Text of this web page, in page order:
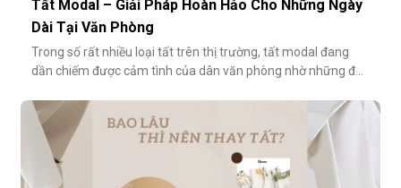
Tất Modal – Giải Pháp Hoàn Hảo Cho Những Ngày
Dài Tại Văn Phòng
Trong số rất nhiều loại tất trên thị trường, tất modal đang
dần chiếm được cảm tình của dân văn phòng nhờ những đặc
cùng khám phá vì sao tất modal lại được xem là lựa chọn lý
tưởng cho những ngày dài tại văn phòng.Khi đôi chân “lên
tiếng” s